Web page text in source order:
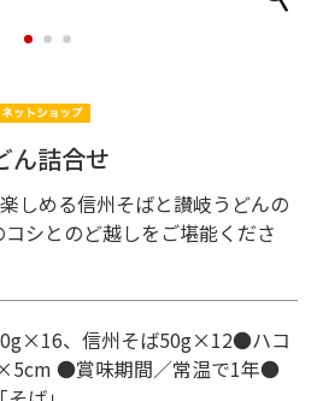
1 2 3
ん詰合せ
しめる信州そばと讃岐うどんの
シとのど越しをご堪能くださ
、信州そば50g×12●ハコ
●賞味期間／常温で1年●